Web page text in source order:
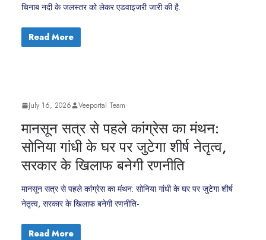
चिनाब नदी के जलस्तर को लेकर एडवाइजरी जारी की है.
Read More
July 16, 2026 Veeportal Team
मानसून सत्र से पहले कांग्रेस का मंथन:
सोनिया गांधी के घर पर जुटेगा शीर्ष नेतृत्व,
सरकार के खिलाफ बनेगी रणनीति
मानसून सत्र से पहले कांग्रेस का मंथन: सोनिया गांधी के घर पर जुटेगा शीर्ष
नेतृत्व, सरकार के खिलाफ बनेगी रणनीति-
Read More